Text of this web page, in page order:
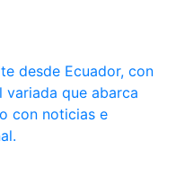
desde Ecuador, con
variada que abarca
con noticias e